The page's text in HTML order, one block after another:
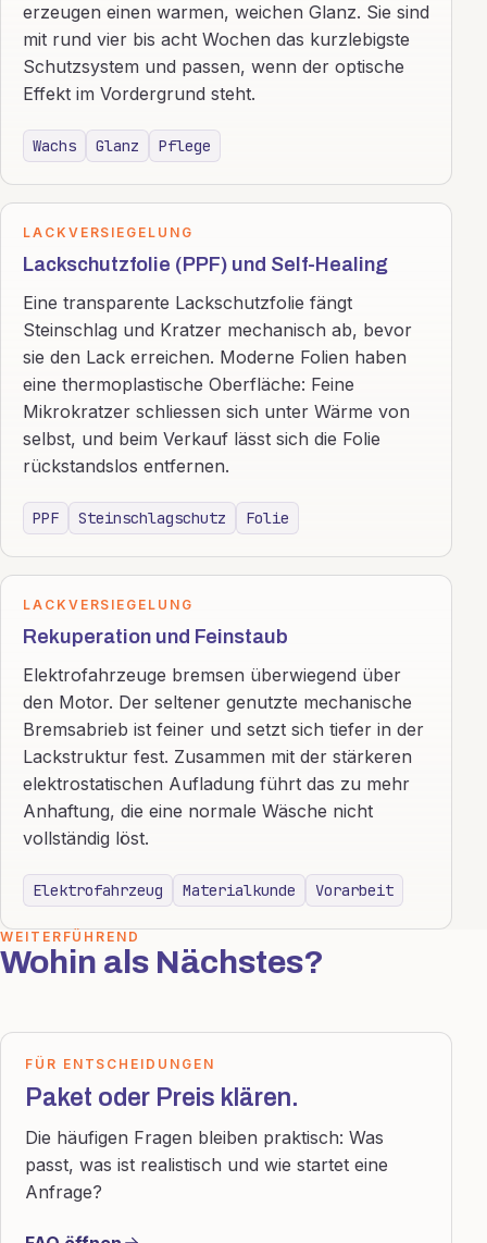
erzeugen einen warmen, weichen Glanz. Sie sind
mit rund vier bis acht Wochen das kurzlebigste
Schutzsystem und passen, wenn der optische
Effekt im Vordergrund steht.
Wachs Glanz Pflege
LACKVERSIEGELUNG
Lackschutzfolie (PPF) und Self-Healing
Eine transparente Lackschutzfolie fängt
Steinschlag und Kratzer mechanisch ab, bevor
sie den Lack erreichen. Moderne Folien haben
eine thermoplastische Oberfläche: Feine
Mikrokratzer schliessen sich unter Wärme von
selbst, und beim Verkauf lässt sich die Folie
rückstandslos entfernen.
PPF Steinschlagschutz Folie
LACKVERSIEGELUNG
Rekuperation und Feinstaub
Elektrofahrzeuge bremsen überwiegend über
den Motor. Der seltener genutzte mechanische
Bremsabrieb ist feiner und setzt sich tiefer in der
Lackstruktur fest. Zusammen mit der stärkeren
elektrostatischen Aufladung führt das zu mehr
Anhaftung, die eine normale Wäsche nicht
vollständig löst.
Elektrofahrzeug Materialkunde Vorarbeit
WEITERFÜHREND
Wohin als Nächstes?
FÜR ENTSCHEIDUNGEN
Paket oder Preis klären.
Die häufigen Fragen bleiben praktisch: Was
passt, was ist realistisch und wie startet eine
Anfrage?